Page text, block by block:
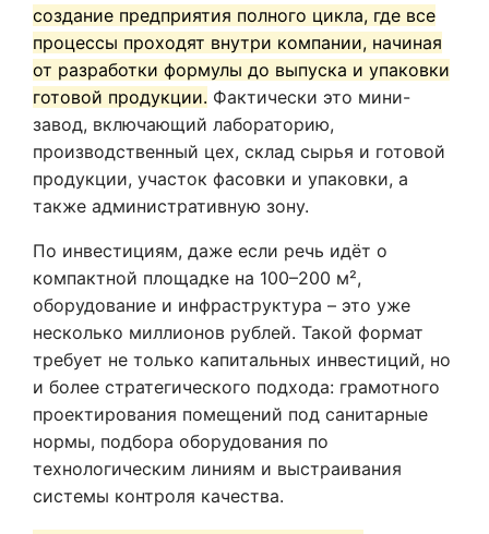
создание предприятия полного цикла, где все
процессы проходят внутри компании, начиная
от разработки формулы до выпуска и упаковки
готовой продукции. Фактически это мини-
завод, включающий лабораторию,
производственный цех, склад сырья и готовой
продукции, участок фасовки и упаковки, а
также административную зону.
По инвестициям, даже если речь идёт о
компактной площадке на 100–200 м²,
оборудование и инфраструктура – это уже
несколько миллионов рублей. Такой формат
требует не только капитальных инвестиций, но
и более стратегического подхода: грамотного
проектирования помещений под санитарные
нормы, подбора оборудования по
технологическим линиям и выстраивания
системы контроля качества.